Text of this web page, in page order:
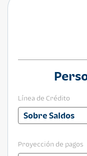
Línea de Crédito
Sobre Saldos
Proyección de pagos